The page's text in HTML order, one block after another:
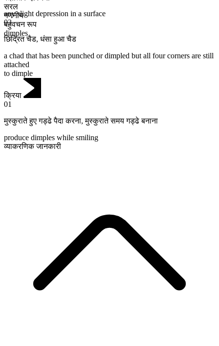
सरल
गणनीय
बहुवचन रूप
dimples
any slight depression in a surface
03
छिद्रित चैड, धंसा हुआ चैड
a chad that has been punched or dimpled but all four corners are still
attached
to dimple
क्रिया
01
मुस्कुराते हुए गड्ढे पैदा करना,मुस्कुराते समय गड्ढे बनाना
produce dimples while smiling
व्याकरणिक जानकारी